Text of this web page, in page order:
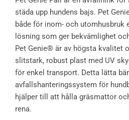
städa upp hundens bajs. Pet
både för inom- och utomhusbruk
lösning som ger bekvämlighet
Pet Genie® är av högsta kvalitet
slitstark, robust plast med UV
för enkel transport. Detta lätta
avfallshanteringssystem för
hjälper till att hålla gräsmattor
rena.